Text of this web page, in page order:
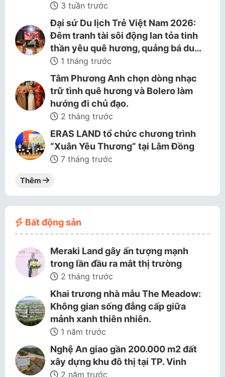
3 tuần trước
Đại sứ Du lịch Trẻ Việt Nam 2026:
Đêm tranh tài sôi động lan tỏa tinh
thần yêu quê hương, quảng bá du…
1 tháng trước
Tâm Phương Anh chọn dòng nhạc
trữ tình quê hương và Bolero làm
hướng đi chủ đạo.
2 tháng trước
ERAS LAND tổ chức chương trình
“Xuân Yêu Thương” tại Lâm Đồng
7 tháng trước
Thêm
Bất động sản
Meraki Land gây ấn tượng mạnh
trong lần đầu ra mắt thị trường
2 tháng trước
Khai trương nhà mẫu The Meadow:
Không gian sống đẳng cấp giữa
mảnh xanh thiên nhiên.
1 năm trước
Nghệ An giao gần 200.000 m2 đất
xây dựng khu đô thị tại TP. Vinh
2 năm trước